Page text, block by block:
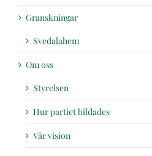
Granskningar
Svedalahem
Om oss
Styrelsen
Hur partiet bildades
Vår vision